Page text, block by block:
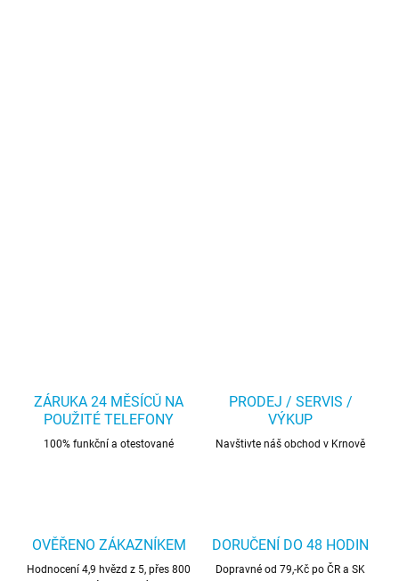
ZÁRUKA 24 MĚSÍCŮ NA
POUŽITÉ TELEFONY
100% funkční a otestované
PRODEJ / SERVIS /
VÝKUP
Navštivte náš obchod v Krnově
OVĚŘENO ZÁKAZNÍKEM
Hodnocení 4,9 hvězd z 5, přes 800
DORUČENÍ DO 48 HODIN
Dopravné od 79,-Kč po ČR a SK